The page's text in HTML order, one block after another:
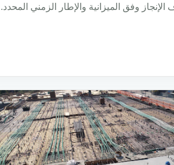
وفق الميزانية والإطار الزمني المحدد.